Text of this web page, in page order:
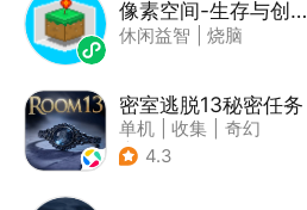
像素空间-生存与创造
休闲益智 烧脑
密室逃脱13秘密任务
单机 收集
奇幻
| 密室逃脱
4.3